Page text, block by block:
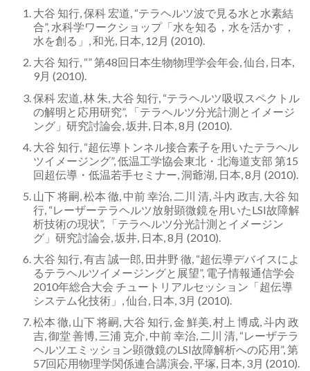
大谷 知行, 保科 宏道, “テラヘルツ波で見る水と水素結
合”, 水科学ワークショップ「水を知る，水を活かす，
水を創る」, 和光, 日本, 12月 (2010).
大谷 知行, “” 第48回日本生物物理学会年会, 仙台, 日本,
9月 (2010).
保科 宏道, 林 朱, 大谷 知行, “テラヘルツ吸収スペクトル
の解明と応用研究”, 「テラヘルツ分光計測とイメージ
ング」研究討論会, 坂井, 日本, 8月 (2010).
大谷 知行, “超伝導トンネル接合素子を用いたテラヘル
ツイメージング”, 低温工学協会東北・北海道支部 第15
回超伝導・低温若手セミナー, 洞爺湖, 日本, 8月 (2010).
山下 将嗣, 松本 徹, 中前 幸治, 二川 清, 斗内 政吉, 大谷 知
行, “レーザーテラヘルツ放射顕微鏡を用いたLSI故障解
析技術の現状”, 「テラヘルツ分光計測とイメージン
グ」研究討論会, 坂井, 日本, 8月 (2010).
大谷 知行, 有吉 誠一郎, 田井野 徹, “超伝導デバイスによ
るテラヘルツイメージングと展望”, 電子情報通信学会
2010年総合大会 チュートリアルセッション「超伝導
システム化技術」, 仙台, 日本, 3月 (2010).
松本 徹, 山下 将嗣, 大谷 知行, 金 鮮美, 村上 博成, 斗内 政
吉, 御堂 善博, 三浦 克介, 中前 幸治, 二川 清, “レーザテラ
ヘルツエミッション顕微鏡のLSI故障解析への応用”, 第
57回応用物理学関係連合講演会, 平塚, 日本, 3月 (2010).